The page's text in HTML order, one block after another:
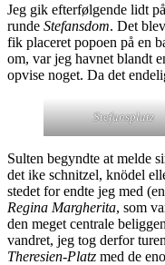
Jeg gik efterfølgende lidt
runde Stefansdom. Det
fik placeret popoen på en
om, var jeg havnet blandt
opvise noget. Da det
Stefansplatz
Sulten begyndte at melde
det ike schnitzel, knödel
stedet for endte jeg med
Regina Margherita, som
den meget centrale
vandret, jeg tog derfor
Theresien-Platz med de